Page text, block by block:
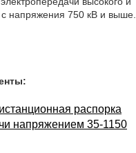
напряжения 750 кВ и выше.
распорка
напряжением 35-1150